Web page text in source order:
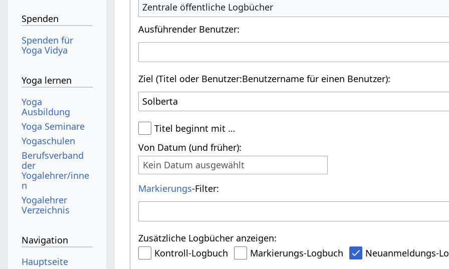
Zentrale öffentliche Logbücher
Ausführender Benutzer:
Ziel (Titel oder Benutzer:Benutzername für einen Benutzer):
Titel beginnt mit …
Von Datum (und früher):
Kein Datum ausgewählt
Markierungs-Filter:
Zusätzliche Logbücher anzeigen:
Kontroll-Logbuch
Markierungs-Logbuch Neuanmeldungs-
Spenden
Spenden für
Yoga Vidya
Yoga lernen
Yoga
Ausbildung
Yoga Seminare
Yogaschulen
Berufsverband
der
Yogalehrer/inne
n
Yogalehrer
Verzeichnis
Navigation
Hauptseite